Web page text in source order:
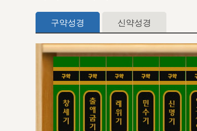
구약성경 신약성경